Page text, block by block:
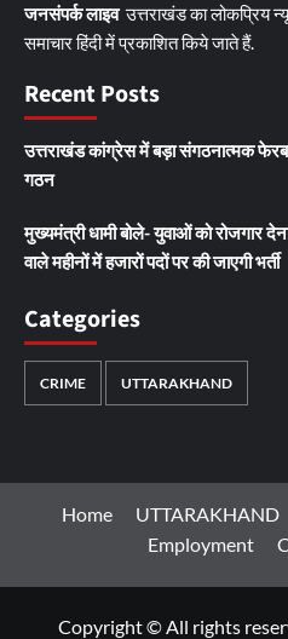
जनसंपर्क लाइवउत्तराखंड का लोकप्रिय
समाचार हिंदी में प्रकाशित किये जाते हैं.
Recent Posts
उत्तराखंड कांग्रेस में बड़ा संगठनात्मक
गठन
मुख्यमंत्री धामी बोले- युवाओं को रोजगार
वाले महीनों में हजारों पदों पर की जाएगी भर्ती
Categories
CRIME UTTARAKHAND
Home UTTARAKHAND
Employment
Copyright © All rights